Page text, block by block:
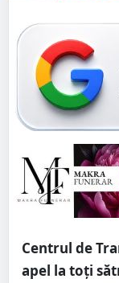
Centrul de
apel la toți